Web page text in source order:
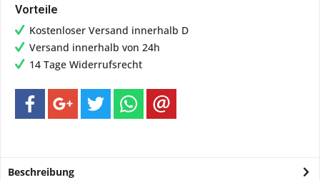
Vorteile
Kostenloser Versand innerhalb D
Versand innerhalb von 24h
14 Tage Widerrufsrecht
Beschreibung